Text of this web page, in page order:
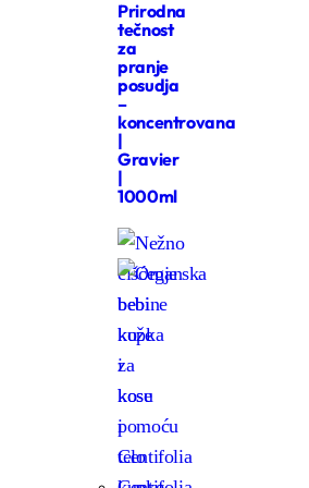
Prirodna
tečnost
za
pranje
posudja
–
koncentrovana
|
Gravier
|
1000ml